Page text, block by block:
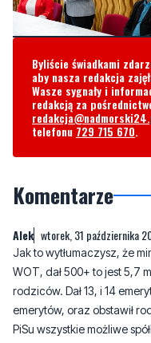
Byliście świadkami
aby nasza redakcja
Wasze sygnały i
telefonu729 715 670.
Komentarze
Jak to wytłumaczysz, że
rodziców. Dał 13, i 14
emerytów, oraz obstawił
PiSu wszystkie możliwe
określona liczba
TVP, to PiS nie uzyskał
samodzielnie. Przecież z